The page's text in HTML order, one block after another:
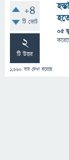
+4
টি ভোট
2
টি উত্তর
1,660 বার দেখা হয়েছে
05